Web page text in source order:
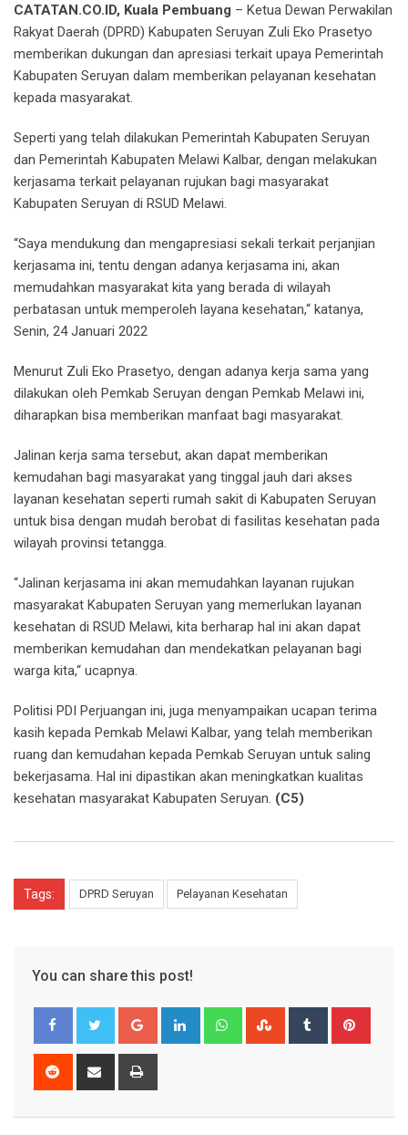
CATATAN.CO.ID, Kuala Pembuang – Ketua Dewan Perwakilan
Rakyat Daerah (DPRD) Kabupaten Seruyan Zuli Eko Prasetyo
memberikan dukungan dan apresiasi terkait upaya Pemerintah
Kabupaten Seruyan dalam memberikan pelayanan kesehatan
kepada masyarakat.
Seperti yang telah dilakukan Pemerintah Kabupaten Seruyan
dan Pemerintah Kabupaten Melawi Kalbar, dengan melakukan
kerjasama terkait pelayanan rujukan bagi masyarakat
Kabupaten Seruyan di RSUD Melawi.
“Saya mendukung dan mengapresiasi sekali terkait perjanjian
kerjasama ini, tentu dengan adanya kerjasama ini, akan
memudahkan masyarakat kita yang berada di wilayah
perbatasan untuk memperoleh layana kesehatan,“ katanya,
Senin, 24 Januari 2022
Menurut Zuli Eko Prasetyo, dengan adanya kerja sama yang
dilakukan oleh Pemkab Seruyan dengan Pemkab Melawi ini,
diharapkan bisa memberikan manfaat bagi masyarakat.
Jalinan kerja sama tersebut, akan dapat memberikan
kemudahan bagi masyarakat yang tinggal jauh dari akses
layanan kesehatan seperti rumah sakit di Kabupaten Seruyan
untuk bisa dengan mudah berobat di fasilitas kesehatan pada
wilayah provinsi tetangga.
“Jalinan kerjasama ini akan memudahkan layanan rujukan
masyarakat Kabupaten Seruyan yang memerlukan layanan
kesehatan di RSUD Melawi, kita berharap hal ini akan dapat
memberikan kemudahan dan mendekatkan pelayanan bagi
warga kita,“ ucapnya.
Politisi PDI Perjuangan ini, juga menyampaikan ucapan terima
kasih kepada Pemkab Melawi Kalbar, yang telah memberikan
ruang dan kemudahan kepada Pemkab Seruyan untuk saling
bekerjasama. Hal ini dipastikan akan meningkatkan kualitas
kesehatan masyarakat Kabupaten Seruyan. (C5)
Tags: DPRD Seruyan Pelayanan Kesehatan
You can share this post!
Google+ LinkedIn WhatsappStumbleUpon
Tumblr
Reddit
Share